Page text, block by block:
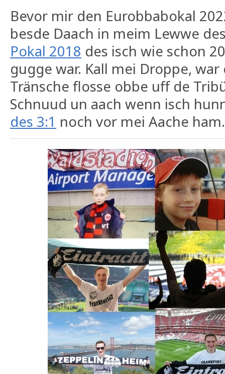
Bevor mir den Eurobbabokal
besde Daach in meim Lewwe
Pokal 2018 des isch wie schon
gugge war. Kall mei Droppe, war
Tränsche flosse obbe uff de
Schnuud un aach wenn isch
des 3:1 noch vor mei Aache ham.